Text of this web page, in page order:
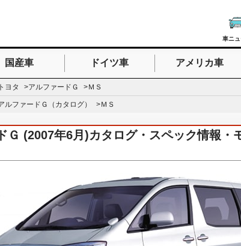
車ニ
検索したいキーワードを入力
国産車 ドイツ車 アメリカ車
トヨタ アルファードＧ ＭＳ
ルファードＧ（カタログ） ＭＳ
Ｇ (2007年6月)カタログ・スペック情報・